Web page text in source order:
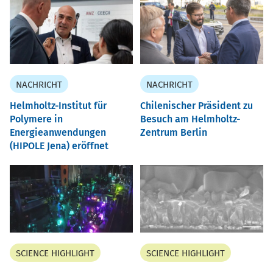
NACHRICHT
Helmholtz-Institut für
Polymere in
Energieanwendungen
(HIPOLE Jena) eröffnet
NACHRICHT
Chilenischer Präsident zu
Besuch am Helmholtz-
Zentrum Berlin
SCIENCE HIGHLIGHT SCIENCE HIGHLIGHT